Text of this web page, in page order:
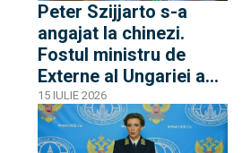
Peter Szijjarto s-a
angajat la chinezi.
Fostul ministru de
Externe al Ungariei a
demisionat din
Parlament pentru o
funcție la BYD
15 IULIE 2026